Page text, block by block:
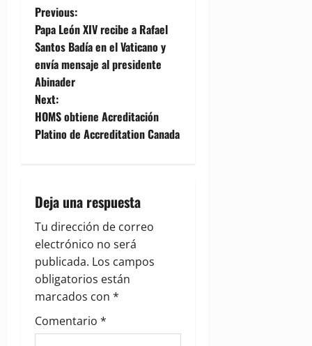
P
o
s
t
n
v
i
g
a
t
i
Previous:
Papa León XIV recibe a Rafael
Santos Badía en el Vaticano y
envía mensaje al presidente
Abinader
Next:
HOMS obtiene Acreditación
Platino de Accreditation Canada
Deja una respuesta
Tu dirección de correo
electrónico no será
publicada. Los campos
obligatorios están
marcados con *
Comentario *